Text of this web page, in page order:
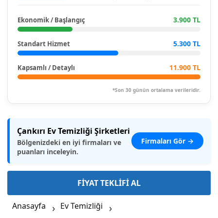
Ekonomik / Başlangıç 3.900 TL
Standart Hizmet 5.300 TL
Kapsamlı / Detaylı 11.900 TL
*Son 30 günün ortalama verileridir.
Çankırı Ev Temizliği Şirketleri
Bölgenizdeki en iyi firmaları ve
puanları inceleyin.
Firmaları Gör →
FİYAT TEKLİFİ AL
Anasayfa Ev Temizliği